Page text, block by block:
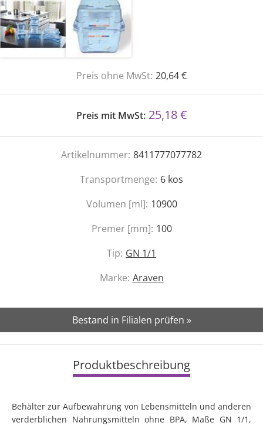
Preis ohne MwSt: 20,64 €
Preis mit MwSt: 25,18 €
Artikelnummer: 8411777077782
Transportmenge: 6 kos
Volumen [ml]: 10900
Premer [mm]: 100
Tip: GN 1/1
Marke: Araven
Bestand in Filialen prüfen »
Produktbeschreibung
Behälter zur Aufbewahrung von Lebensmitteln und anderen
verderblichen Nahrungsmitteln ohne BPA, Maße GN 1/1,